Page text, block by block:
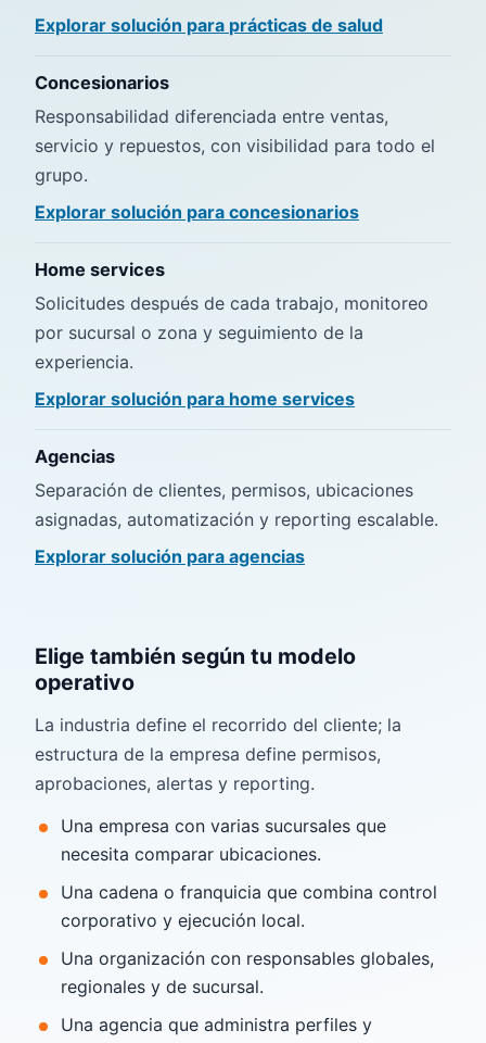
Explorar solución para prácticas de salud
Concesionarios
Responsabilidad diferenciada entre ventas,
servicio y repuestos, con visibilidad para todo el
grupo.
Explorar solución para concesionarios
Home services
Solicitudes después de cada trabajo, monitoreo
por sucursal o zona y seguimiento de la
experiencia.
Explorar solución para home services
Agencias
Separación de clientes, permisos, ubicaciones
asignadas, automatización y reporting escalable.
Explorar solución para agencias
Elige también según tu modelo
operativo
La industria define el recorrido del cliente; la
estructura de la empresa define permisos,
aprobaciones, alertas y reporting.
Una empresa con varias sucursales que
necesita comparar ubicaciones.
Una cadena o franquicia que combina control
corporativo y ejecución local.
Una organización con responsables globales,
regionales y de sucursal.
Una agencia que administra perfiles y